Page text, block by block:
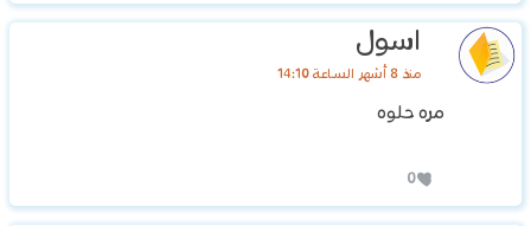
اسول
منذ 8 أشهر الساعة 14:10
مره حلوه
0